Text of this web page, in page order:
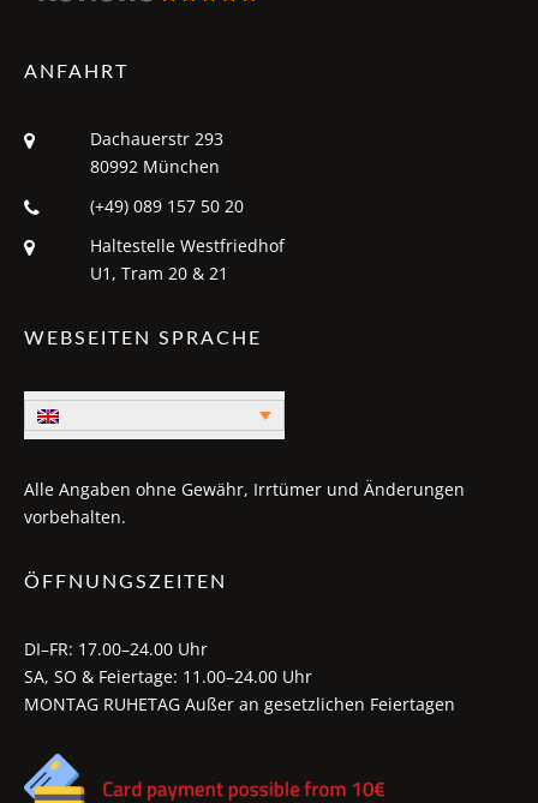
ANFAHRT
Dachauerstr 293
80992 München
(+49) 089 157 50 20
Haltestelle Westfriedhof
U1, Tram 20 & 21
WEBSEITEN SPRACHE
Alle Angaben ohne Gewähr, Irrtümer und Änderungen
vorbehalten.
ÖFFNUNGSZEITEN
DI–FR: 17.00–24.00 Uhr
SA, SO & Feiertage: 11.00–24.00 Uhr
MONTAG RUHETAG Außer an gesetzlichen Feiertagen